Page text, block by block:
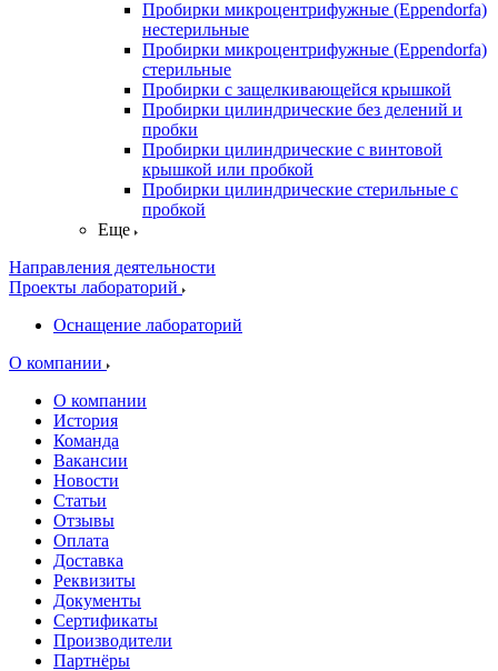
Пробирки микроцентрифужные (Eppendorfа)
нестерильные
Пробирки микроцентрифужные (Eppendorfа)
стерильные
Пробирки с защелкивающейся крышкой
Пробирки цилиндрические без делений и
пробки
Пробирки цилиндрические с винтовой
крышкой или пробкой
Пробирки цилиндрические стерильные с
пробкой
Еще
Направления деятельности
Проекты лабораторий
Оснащение лабораторий
О компании
О компании
История
Команда
Вакансии
Новости
Статьи
Отзывы
Оплата
Доставка
Реквизиты
Документы
Сертификаты
Производители
Партнёры